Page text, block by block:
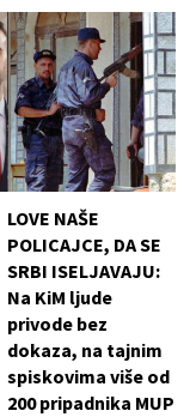
LOVE NAŠE
POLICAJCE, DA SE
SRBI ISELJAVAJU:
Na KiM ljude
privode bez
dokaza, na tajnim
spiskovima više od
200 pripadnika MUP